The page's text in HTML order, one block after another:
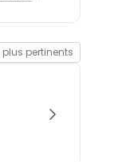
plus pertinents